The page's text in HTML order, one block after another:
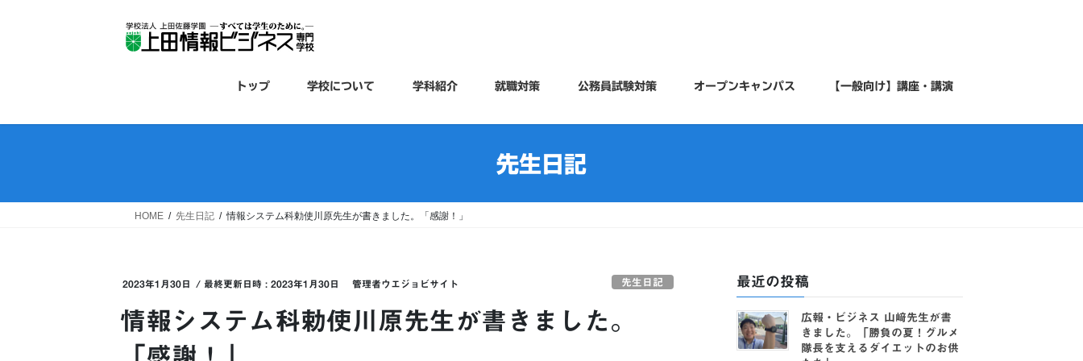
ス
ン
トップ 学校について 学科紹介 就職対策 公務員試験対策 オープンキャンパス 【一般向け】講座・講演
先生日記
HOME 先生日記 情報システム科勅使川原先生が書きました。「感謝！」
2023年1月30日 / 最終更新日時 :2023年1月30日 管理者ウエジョビサイト 先生日記
情報システム科勅使川原先生が書きました。
最近の投稿
広報・ビジネス 山﨑先生が書
きました。「勝負の夏！グルメ
隊長を支えるダイエットのお供